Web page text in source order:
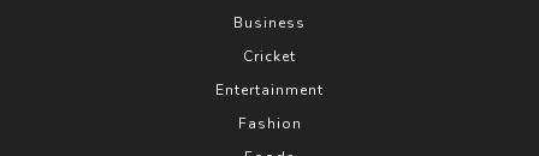
Business
Cricket
Entertainment
Fashion